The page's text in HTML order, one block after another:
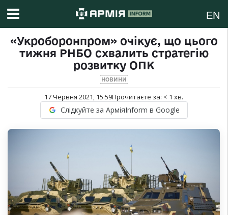
EN
«Укроборонпром» очікує, що цього
тижня РНБО схвалить стратегію
розвитку ОПК
НОВИНИ
17 Червня 2021, 15:59Прочитаєте за: < 1 хв.
Слідкуйте за АрміяInform в Google